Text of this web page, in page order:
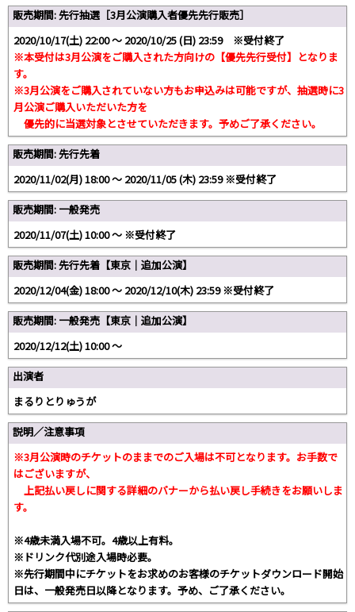
販売期間: 先行抽選［3月公演購入者優先先行販売］
2020/10/17(土) 22:00 〜 2020/10/25 (日) 23:59 ※受付終了
※本受付は3月公演をご購入された方向けの【優先先行受付】となりま
す。
※3月公演をご購入されていない方もお申込みは可能ですが、抽選時に3
月公演ご購入いただいた方を
優先的に当選対象とさせていただきます。予めご了承ください。
販売期間: 先行先着
2020/11/02(月) 18:00 〜 2020/11/05 (木) 23:59 ※受付終了
販売期間: 一般発売
2020/11/07(土) 10:00 〜 ※受付終了
販売期間: 先行先着【東京｜追加公演】
2020/12/04(金) 18:00 ～ 2020/12/10(木) 23:59 ※受付終了
販売期間: 一般発売【東京｜追加公演】
2020/12/12(土) 10:00 ～
出演者
まるりとりゅうが
説明／注意事項
※3月公演時のチケットのままでのご入場は不可となります。お手数で
はございますが、
上記払い戻しに関する詳細のバナーから払い戻し手続きをお願いしま
す。
※4歳未満入場不可。4歳以上有料。
※ドリンク代別途入場時必要。
※先行期間中にチケットをお求めのお客様のチケットダウンロード開始
日は、一般発売日以降となります。予め、ご了承ください。